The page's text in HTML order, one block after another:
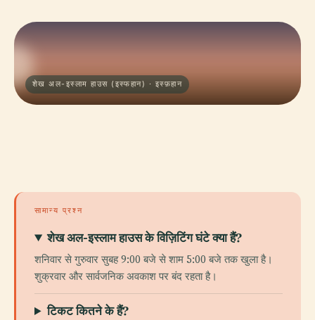
शेख अल-इस्लाम हाउस (इस्फहान) · इस्फ़हान
सामान्य प्रश्न
शेख अल-इस्लाम हाउस के विज़िटिंग घंटे क्या हैं?
शनिवार से गुरुवार सुबह 9:00 बजे से शाम 5:00 बजे तक खुला है।
शुक्रवार और सार्वजनिक अवकाश पर बंद रहता है।
टिकट कितने के हैं?